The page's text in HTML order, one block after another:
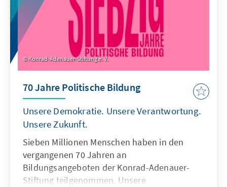
Konrad-Adenauer-Stiftung e. V.
70 Jahre Politische Bildung
Unsere Demokratie. Unsere Verantwortung.
Unsere Zukunft.
Sieben Millionen Menschen haben in den
vergangenen 70 Jahren an
Bildungsangeboten der Konrad-Adenauer-
Stiftung teilgenommen. Unsere